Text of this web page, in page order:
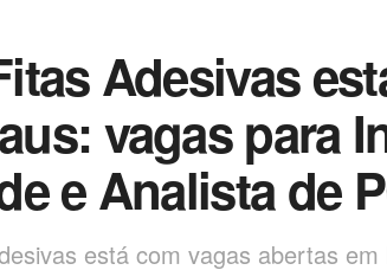
Adesivas
vagas para
e Analista de
está com vagas abertas